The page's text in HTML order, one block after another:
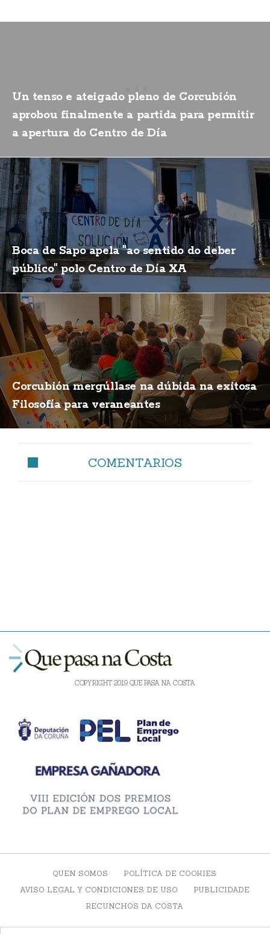
Un tenso e ateigado pleno de Corcubión
aprobou finalmente a partida para permitir
a apertura do Centro de Día
Boca de Sapo apela "ao sentido do deber
público" polo Centro de Día XA
Corcubión mergúllase na dúbida na exitosa
Filosofía para veraneantes
COMENTARIOS
COPYRIGHT 2019 QUE PASA NA COSTA
QUEN SOMOS
POLÍTICA DE COOKIES
AVISO LEGAL Y CONDICIONES DE USO
PUBLICIDADE
RECUNCHOS DA COSTA